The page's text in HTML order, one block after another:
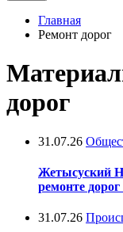
Главная
Ремонт дорог
дорог
31.07.26
Жетысуский
ремонте
31.07.26